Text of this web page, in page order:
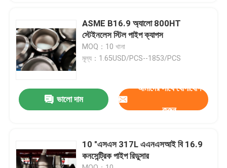
Company News
স্টেইনলেস স্টিল পাইপ ফিটিং
স্টেইনলেস স্টিল পাইপ flange
স্টেইনলেস স্টিল পাইপ টি
ASME B16.9 অ্যালো 800HT
স্টেইনলেস স্টিল পাইপ ক্যাপস
MOQ：10 খানা
মূল্য：1.65USD/PCS--1853/PCS
ভালো দাম
আমাদের সাথে যোগাযোগ
করুন
10 "এসএস 317L এএনএসআই বি 16.9
কনসেন্ট্রিক পাইপ রিডুসার